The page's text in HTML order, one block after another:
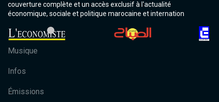
couverture complète et un accès exclusif à l'actualité
économique, sociale et politique marocaine et internation
Musique
Infos
Émissions